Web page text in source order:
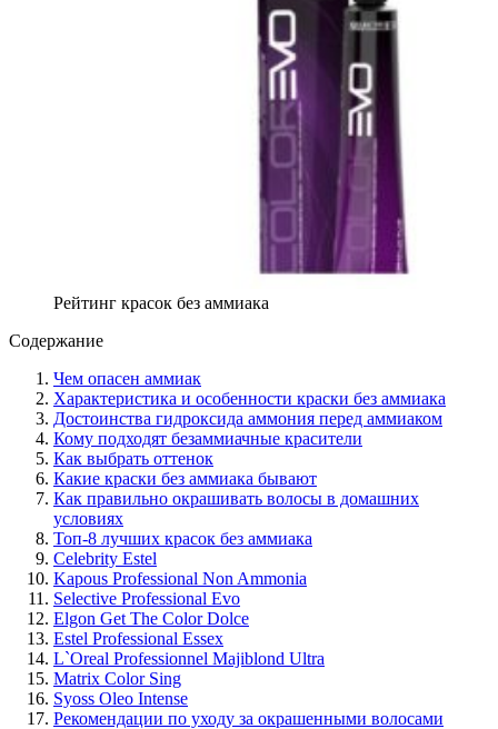
Рейтинг красок без аммиака
Содержание
Чем опасен аммиак
Характеристика и особенности краски без аммиака
Достоинства гидроксида аммония перед аммиаком
Кому подходят безаммиачные красители
Как выбрать оттенок
Какие краски без аммиака бывают
Как правильно окрашивать волосы в домашних
условиях
Топ-8 лучших красок без аммиака
Celebrity Estel
Kapous Professional Non Ammonia
Selective Professional Evo
Elgon Get The Color Dolce
Estel Professional Essex
L`Oreal Professionnel Majiblond Ultra
Matrix Color Sing
Syoss Oleo Intense
Рекомендации по уходу за окрашенными волосами